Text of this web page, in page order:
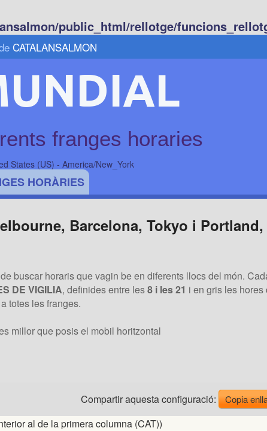
public_html/rellotge/
CATALANSALMON
franges horaries
States (US) - America/New_York
HORÀRIES
Barcelona, Tokyo i
buscar horaris que vagin be en diferents llocs del món.
DE VIGILIA, definides entre les8 i les 21 i en gris les
totes les franges.
millor que posis el mobil horitzontal
Compartir aquesta configuració: Copia
al de la primera columna (CAT))